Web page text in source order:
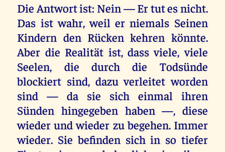
Die Antwort ist: Nein — Er tut es nicht.
Das ist wahr, weil er niemals Seinen
Kindern den Rücken kehren könnte.
Aber die Realität ist, dass viele, viele
Seelen, die durch die Todsünde
blockiert sind, dazu verleitet worden
sind — da sie sich einmal ihren
Sünden hingegeben haben —, diese
wieder und wieder zu begehen. Immer
wieder. Sie befinden sich in so tiefer